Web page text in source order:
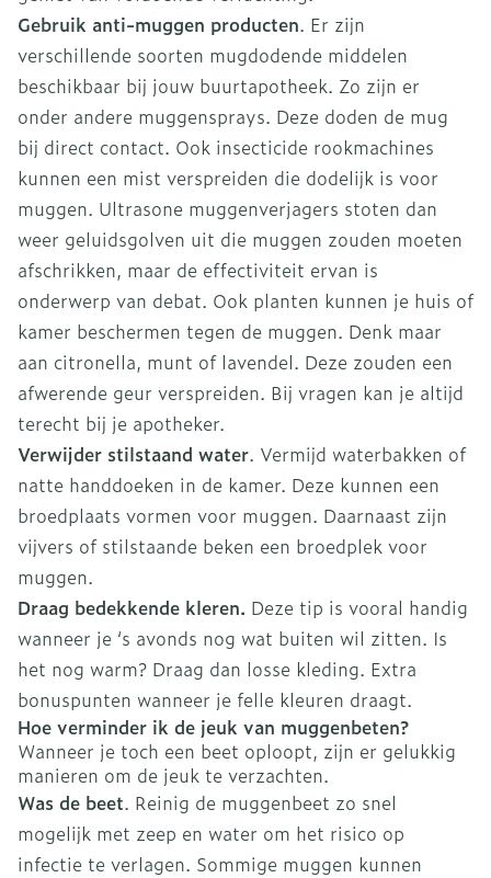
Gebruik anti-muggen producten. Er zijn
verschillende soorten mugdodende middelen
beschikbaar bij jouw buurtapotheek. Zo zijn er
onder andere muggensprays. Deze doden de mug
bij direct contact. Ook insecticide rookmachines
kunnen een mist verspreiden die dodelijk is voor
muggen. Ultrasone muggenverjagers stoten dan
weer geluidsgolven uit die muggen zouden moeten
afschrikken, maar de effectiviteit ervan is
onderwerp van debat. Ook planten kunnen je huis of
kamer beschermen tegen de muggen. Denk maar
aan citronella, munt of lavendel. Deze zouden een
afwerende geur verspreiden. Bij vragen kan je altijd
terecht bij je apotheker.
Verwijder stilstaand water. Vermijd waterbakken of
natte handdoeken in de kamer. Deze kunnen een
broedplaats vormen voor muggen. Daarnaast zijn
vijvers of stilstaande beken een broedplek voor
muggen.
Draag bedekkende kleren. Deze tip is vooral handig
wanneer je ‘s avonds nog wat buiten wil zitten. Is
het nog warm? Draag dan losse kleding. Extra
bonuspunten wanneer je felle kleuren draagt.
Hoe verminder ik de jeuk van muggenbeten?
Wanneer je toch een beet oploopt, zijn er gelukkig
manieren om de jeuk te verzachten.
Was de beet. Reinig de muggenbeet zo snel
mogelijk met zeep en water om het risico op
infectie te verlagen. Sommige muggen kunnen